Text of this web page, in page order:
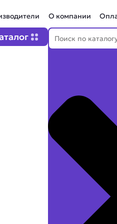
О компании
Поиск
Open Каталог